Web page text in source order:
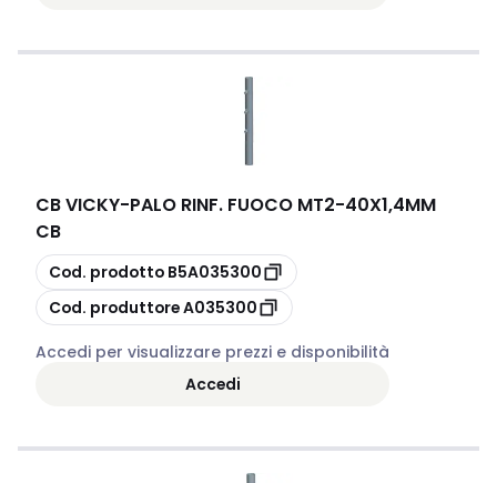
CB VICKY-PALO RINF. FUOCO MT2-40X1,4MM
CB
copia
Cod. prodotto B5A035300
copia
Cod. produttoreA035300
Accedi per visualizzare prezzi e disponibilità
Accedi